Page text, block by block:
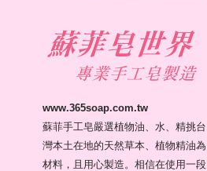
www.365soap.com.tw
蘇菲手工皂嚴選植物油、水、精挑台
灣本土在地的天然草本、植物精油為
材料，且用心製造。相信在使用一段